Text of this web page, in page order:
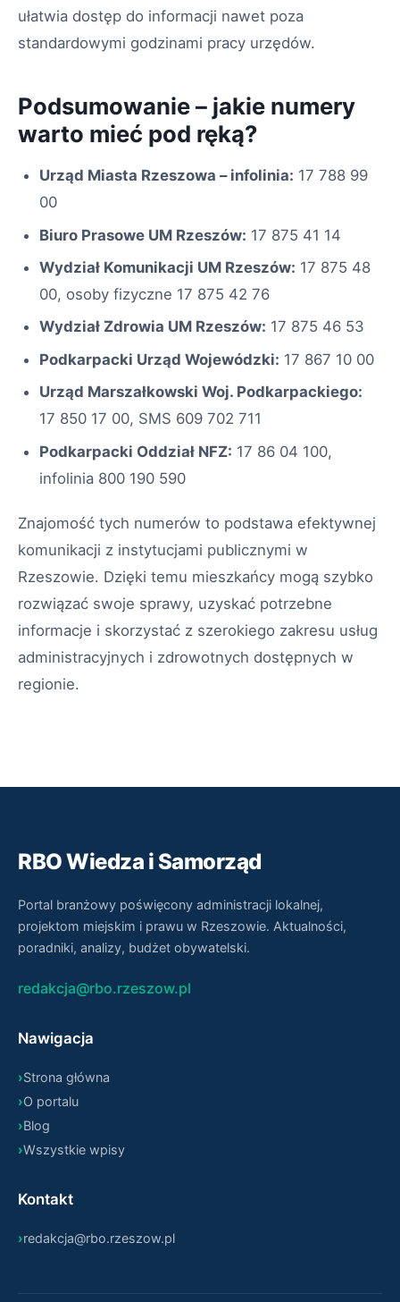
ułatwia dostęp do informacji nawet poza
standardowymi godzinami pracy urzędów.
Podsumowanie – jakie numery
warto mieć pod ręką?
Urząd Miasta Rzeszowa – infolinia: 17 788 99
00
Biuro Prasowe UM Rzeszów: 17 875 41 14
Wydział Komunikacji UM Rzeszów: 17 875 48
00, osoby fizyczne 17 875 42 76
Wydział Zdrowia UM Rzeszów: 17 875 46 53
Podkarpacki Urząd Wojewódzki: 17 867 10 00
Urząd Marszałkowski Woj. Podkarpackiego:
17 850 17 00, SMS 609 702 711
Podkarpacki Oddział NFZ: 17 86 04 100,
infolinia 800 190 590
Znajomość tych numerów to podstawa efektywnej
komunikacji z instytucjami publicznymi w
Rzeszowie. Dzięki temu mieszkańcy mogą szybko
rozwiązać swoje sprawy, uzyskać potrzebne
informacje i skorzystać z szerokiego zakresu usług
administracyjnych i zdrowotnych dostępnych w
regionie.
RBO Wiedza i Samorząd
Portal branżowy poświęcony administracji lokalnej,
projektom miejskim i prawu w Rzeszowie. Aktualności,
poradniki, analizy, budżet obywatelski.
redakcja@rbo.rzeszow.pl
Nawigacja
Strona główna
O portalu
Blog
Wszystkie wpisy
Kontakt
redakcja@rbo.rzeszow.pl